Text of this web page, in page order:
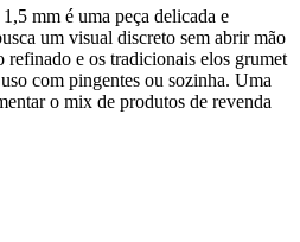
mm é uma peça delicada e
um visual discreto sem abrir mão
refinado e os tradicionais elos grumet
com pingentes ou sozinha. Uma
o mix de produtos de revenda